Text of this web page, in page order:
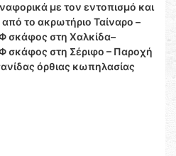
με τον εντοπισμό και
το ακρωτήριο Ταίναρο –
σκάφος στη Χαλκίδα–
σκάφος στη Σέριφο – Παροχή
όρθιας κωπηλασίας